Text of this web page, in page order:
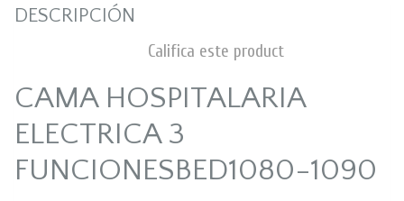
DESCRIPCIÓN
Califica este product
CAMA HOSPITALARIA
ELECTRICA 3
FUNCIONESBED1080-1090